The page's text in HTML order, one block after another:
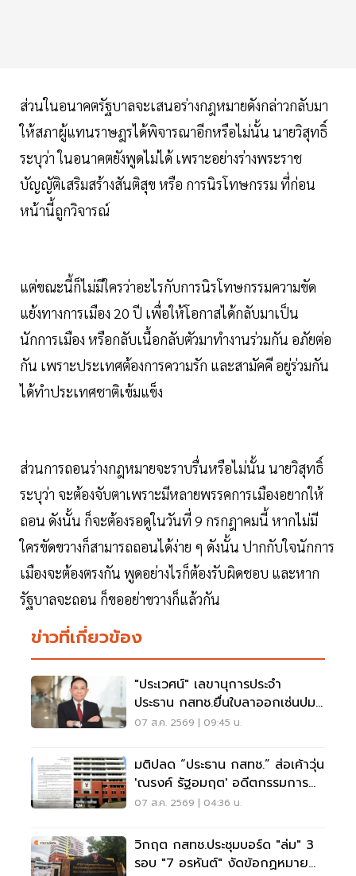
ส่วนในอนาคตรัฐบาลจะเสนอร่างกฎหมายดังกล่าวกลับมา
ให้สภาผู้แทนราษฎรได้พิจารณาอีกหรือไม่นั้น นายวิสุทธิ์
ระบุว่า ในอนาคตยังพูดไม่ได้ เพราะอย่างร่างพระราช
บัญญัติเสริมสร้างสันติสุข หรือ การนิรโทษกรรม ที่ก่อน
หน้านี้ถูกวิจารณ์
แต่ขณะนี้ก็ไม่มีใครว่าอะไรกับการนิรโทษกรรมความขัด
แย้งทางการเมือง 20 ปี เพื่อให้โอกาสได้กลับมาเป็น
นักการเมือง หรือกลับเนื้อกลับตัวมาทำงานร่วมกัน อภัยต่อ
กัน เพราะประเทศต้องการความรัก และสามัคคี อยู่ร่วมกัน
ได้ทำประเทศชาติเข้มแข็ง
ส่วนการถอนร่างกฎหมายจะราบรื่นหรือไม่นั้น นายวิสุทธิ์
ระบุว่า จะต้องจับตาเพราะมีหลายพรรคการเมืองอยากให้
ถอน ดังนั้น ก็จะต้องรอดูในวันที่ 9 กรกฎาคมนี้ หากไม่มี
ใครขัดขวางก็สามารถถอนได้ง่าย ๆ ดังนั้น ปากกับใจนักการ
เมืองจะต้องตรงกัน พูดอย่างไรก็ต้องรับผิดชอบ และหาก
รัฐบาลจะถอน ก็ขออย่าขวางก็แล้วกัน
ข่าวที่เกี่ยวข้อง
"ประเวศน์" เลขานุการประจำ
ประธาน กสทช.ยื่นใบลาออกเซ่นปม
คุณสมบัตินพ.สรณ
07 ส.ค. 2569 | 09:45 น.
มติปลด “ประธาน กสทช.” ส่อเค้าวุ่น
'ณรงค์ รัฐอมฤต' อดีตกรรมการ
สรรหาโต้ข้อวินิจฉัย
07 ส.ค. 2569 | 04:36 น.
วิกฤต กสทช.ประชุมบอร์ด "ล่ม" 3
รอบ "7 อรหันต์" งัดข้อกฏหมาย